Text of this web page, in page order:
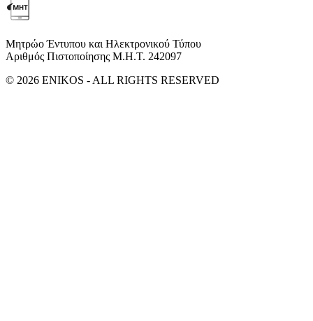
Μητρώο Έντυπου και Ηλεκτρονικού Τύπου
Αριθμός Πιστοποίησης Μ.Η.Τ. 242097
© 2026 ENIKOS - ALL RIGHTS RESERVED